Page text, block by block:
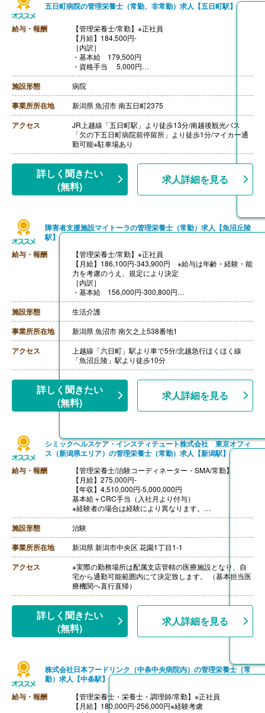
五日町病院の管理栄養士（常勤、非常勤）求人【五日町駅】
給与・報酬
【管理栄養士/常勤】※正社員
【月給】184,500円-
［内訳］
・基本給 179,500円
・資格手当 5,000円
［その他手当］
・扶養手当 1人目7,000円、2人目4,000円
・日直手当 1,000円（半日） 2,000円（一日）
・当直手当 6,000円
・確定拠出年金
・支援改善金 9,000円
【賞与】年2回（計3.89ヶ月分）※前年度実績
【通勤手当】あり（上限25,000円/月）
【昇給】年1回
施設形態 病院
事業所所在地 新潟県 魚沼市 南五日町2375
アクセス
JR上越線「五日町駅」より徒歩13分/南越後観光バス
「欠の下五日町病院前停留所」より徒歩1分/マイカー通
勤可能※駐車場あり
詳しく聞きたい
(無料)
求人詳細を見る
障害者支援施設マイトーラの管理栄養士（常勤）求人【魚沼丘陵
駅】
給与・報酬
【管理栄養士/常勤】※正社員
【月給】186,100円-343,900円 ※給与は年齢・経験・能
力を考慮のうえ、規定により決定
［内訳］
・基本給 156,000円-300,800円
［その他手当］
・特殊業務手当 7,000円
・扶養手当 配偶者16,000円、その他の扶養2人まで5,5
00円、他1人につき1,000円
・臨時交付金手当 8,000円
・住居手当 上限27,000円
【賞与】年2回（計3.95ヶ月分）※前年度実績
【通勤手当】あり（上限50,000円/月）
【退職金】あり ※社会福祉施設退職共催制度、新潟県
民間社会福祉施設職員退職積立金制度加入
施設形態 生活介護
事業所所在地 新潟県 魚沼市 南欠之上538番地1
アクセス
上越線「六日町」駅より車で5分/北越急行ほくほく線
「魚沼丘陵」駅より徒歩10分
詳しく聞きたい
(無料)
求人詳細を見る
シミックヘルスケア・インスティテュート株式会社 東京オフィ
ス（新潟県エリア）の管理栄養士（常勤）求人【新潟駅】
給与・報酬
【管理栄養士/治験コーディネーター・SMA/常勤】
【月給】275,000円-
【年収】4,510,000円-5,000,000円
基本給＋CRC手当（入社月より付与）
※経験者の場合は経験により異なります。
※契約社員は年収の1/12を月々の給与として支給しま
す。
※残業代支給あり（1分単位）
【賞与】年2回・計4.40ヶ月分
【通勤手当】通勤定期代は不支給。かかった交通費は都
度実費精算
【昇給】あり
施設形態 治験
事業所所在地 新潟県 新潟市中央区 花園1丁目1-1
アクセス
※実際の勤務場所は配属支店管轄の医療施設となり、自
宅から通勤可能範囲内にて決定致します。 （基本担当医
療機関へ直行直帰）
詳しく聞きたい
(無料)
求人詳細を見る
株式会社日本フードリンク（中条中央病院内）の管理栄養士（常
勤）求人【中条駅】
給与・報酬
【管理栄養士・栄養士・調理師/常勤】※正社員
【月給】180,000円-256,000円※経験考慮